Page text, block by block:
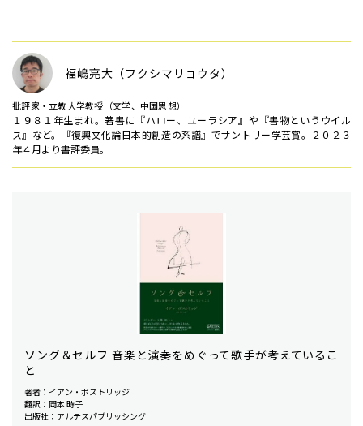
福嶋亮大（フクシマリョウタ）
批評家・立教大学教授（文学、中国思想）
１９８１年生まれ。著書に『ハロー、ユーラシア』や『書物というウイル
ス』など。『復興文化論――日本的創造の系譜』でサントリー学芸賞。２０２３
年４月より書評委員。
ソング＆セルフ 音楽と演奏をめぐって歌手が考えているこ
と
著者：イアン・ボストリッジ
翻訳：岡本 時子
出版社：アルテスパブリッシング